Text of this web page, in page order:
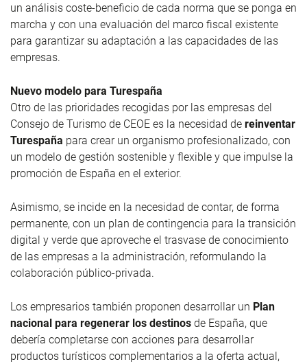
un análisis coste-beneficio de cada norma que se ponga en
marcha y con una evaluación del marco fiscal existente
para garantizar su adaptación a las capacidades de las
empresas.
Nuevo modelo para Turespaña
Otro de las prioridades recogidas por las empresas del
Consejo de Turismo de CEOE es la necesidad de reinventar
Turespaña para crear un organismo profesionalizado, con
un modelo de gestión sostenible y flexible y que impulse la
promoción de España en el exterior.
Asimismo, se incide en la necesidad de contar, de forma
permanente, con un plan de contingencia para la transición
digital y verde que aproveche el trasvase de conocimiento
de las empresas a la administración, reformulando la
colaboración público-privada.
Los empresarios también proponen desarrollar un Plan
nacional para regenerar los destinos de España, que
debería completarse con acciones para desarrollar
productos turísticos complementarios a la oferta actual,